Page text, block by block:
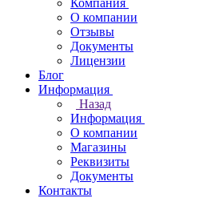
Компания
О компании
Отзывы
Документы
Лицензии
Блог
Информация
Назад
Информация
О компании
Магазины
Реквизиты
Документы
Контакты